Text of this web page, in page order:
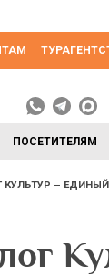
ПОСЕТИТЕЛЯМ
–